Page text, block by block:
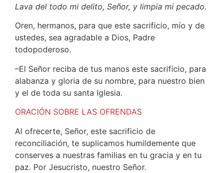
Lava del todo mi delito, Señor, y limpia mi pecado.
Oren, hermanos, para que este sacrificio, mío y de
ustedes, sea agradable a Dios, Padre
todopoderoso.
–El Señor reciba de tus manos este sacrificio, para
alabanza y gloria de su nombre, para nuestro bien
y el de toda su santa Iglesia.
ORACIÓN SOBRE LAS OFRENDAS
Al ofrecerte, Señor, este sacrificio de
reconciliación, te suplicamos humildemente que
conserves a nuestras familias en tu gracia y en tu
paz. Por Jesucristo, nuestro Señor.